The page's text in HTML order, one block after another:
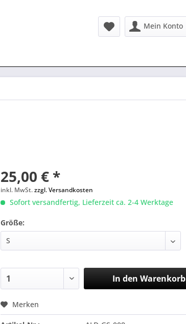
Mein Konto
25,00 € *
inkl. MwSt.zzgl. Versandkosten
Sofort versandfertig, Lieferzeit ca. 2-4 Werktage
Größe:
In den Warenkorb
Merken